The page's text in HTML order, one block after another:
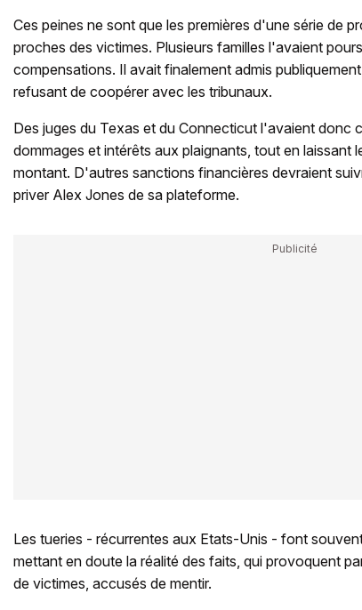
Ces peines ne sont que les premières d'une série de
proches des victimes. Plusieurs familles l'avaient
compensations. Il avait finalement admis
refusant de coopérer avec les tribunaux.
Des juges du Texas et du Connecticut l'avaient donc
dommages et intérêts aux plaignants, tout en laissant
montant. D'autres sanctions financières devraient
priver Alex Jones de sa plateforme.
Les tueries - récurrentes aux Etats-Unis - font
mettant en doute la réalité des faits, qui provoquent
de victimes, accusés de mentir.